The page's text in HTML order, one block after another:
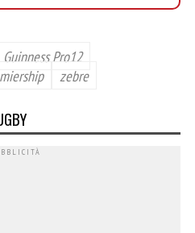
Guinness Pro12
zebre